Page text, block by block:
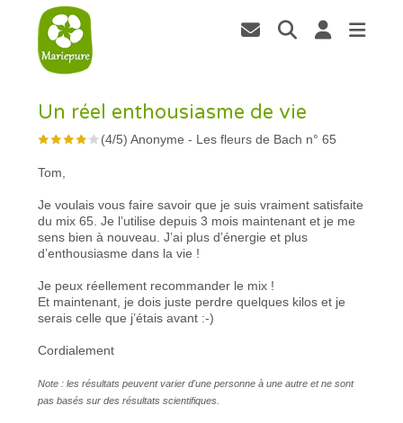
Un réel enthousiasme de vie
(4/5)Anonyme - Les fleurs de Bach n° 65
Tom,
Je voulais vous faire savoir que je suis vraiment satisfaite
du mix 65. Je l’utilise depuis 3 mois maintenant et je me
sens bien à nouveau. J’ai plus d’énergie et plus
d’enthousiasme dans la vie !
Je peux réellement recommander le mix !
Et maintenant, je dois juste perdre quelques kilos et je
serais celle que j’étais avant :-)
Cordialement
Note : les résultats peuvent varier d'une personne à une autre et ne sont
pas basés sur des résultats scientifiques.